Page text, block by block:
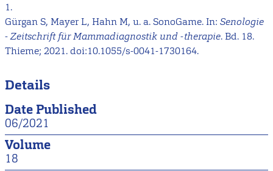
1.
Gürgan S, Mayer L, Hahn M, u. a. SonoGame. In: Senologie
- Zeitschrift für Mammadiagnostik und -therapie. Bd. 18.
Thieme; 2021. doi:10.1055/s-0041-1730164.
Details
Date Published
06/2021
Volume
18